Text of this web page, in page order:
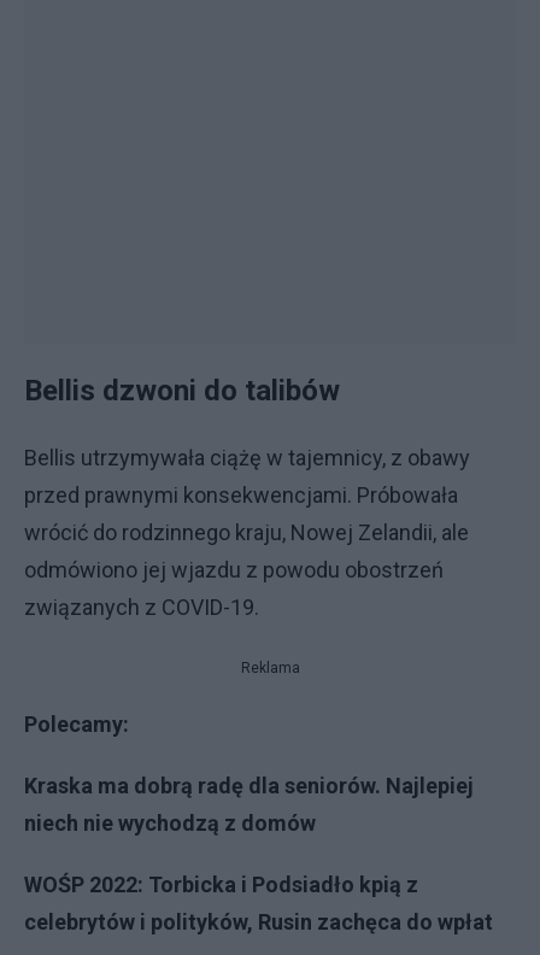
Bellis dzwoni do talibów
Bellis utrzymywała ciążę w tajemnicy, z obawy
przed prawnymi konsekwencjami. Próbowała
wrócić do rodzinnego kraju, Nowej Zelandii, ale
odmówiono jej wjazdu z powodu obostrzeń
związanych z COVID-19.
Reklama
Polecamy:
Kraska ma dobrą radę dla seniorów. Najlepiej
niech nie wychodzą z domów
WOŚP 2022: Torbicka i Podsiadło kpią z
celebrytów i polityków, Rusin zachęca do wpłat